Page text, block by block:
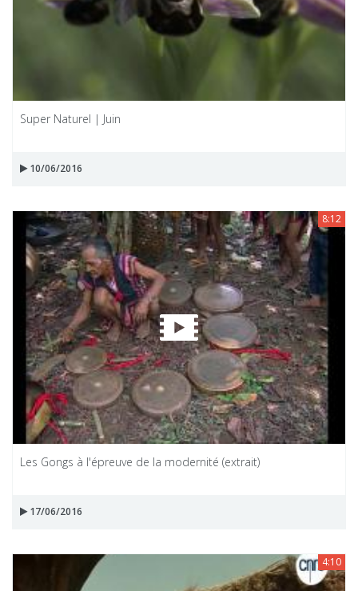
Super Naturel | Juin
10/06/2016
8:12
Les Gongs à l'épreuve de la modernité (extrait)
17/06/2016
4:10